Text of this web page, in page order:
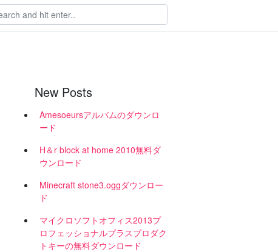
New Posts
Amesoeursアルバムのダウンロ
ード
H＆r block at home 2010無料ダ
ウンロード
Minecraft stone3.oggダウンロー
ド
マイクロソフトオフィス2013プ
ロフェッショナルプラスプロダク
トキーの無料ダウンロード